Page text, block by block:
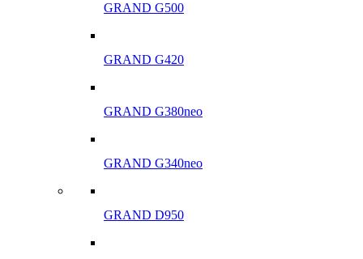
GRAND G500
GRAND G420
GRAND G380neo
GRAND G340neo
GRAND D950